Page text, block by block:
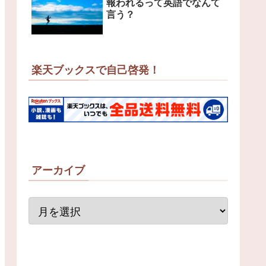
報われるって英語でなんて
言う？
楽天ブックスで自己啓発！
アーカイブ